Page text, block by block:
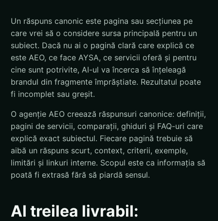
Un răspuns canonic este pagina sau secțiunea pe
care vrei să o considere sursa principală pentru un
subiect. Dacă nu ai o pagină clară care explică ce
este AEO, ce face AYSA, ce servicii oferă și pentru
cine sunt potrivite, AI-ul va încerca să înțeleagă
brandul din fragmente împrăștiate. Rezultatul poate
fi incomplet sau greșit.
O agenție AEO creează răspunsuri canonice: definiții,
pagini de servicii, comparații, ghiduri și FAQ-uri care
explică exact subiectul. Fiecare pagină trebuie să
aibă un răspuns scurt, context, criterii, exemple,
limitări și linkuri interne. Scopul este ca informația să
poată fi extrasă fără să piardă sensul.
Al treilea livrabil: